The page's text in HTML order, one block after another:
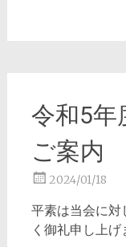
令和5
ご案内
2024/01/18
平素は当会に対
く御礼申し上げ